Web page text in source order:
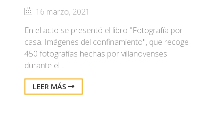
16 marzo, 2021
En el acto se presentó el libro "Fotografía por
casa. Imágenes del confinamiento", que recoge
450 fotografías hechas por villanovenses
durante el ...
LEER MÁS